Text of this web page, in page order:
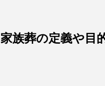
家族葬の定義や目